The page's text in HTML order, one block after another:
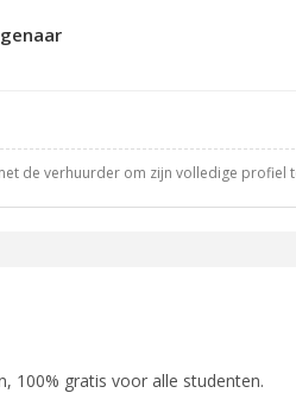
de verhuurder om zijn volledige profiel
100% gratis voor alle studenten.